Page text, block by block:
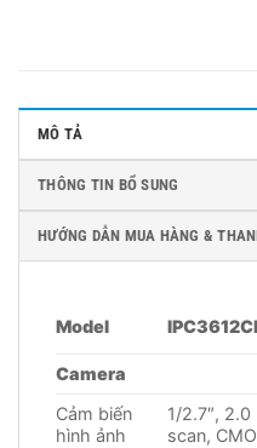
MÔ TẢ
THÔNG TIN BỔ SUNG
HƯỚNG DẪN MUA HÀNG &
Model
Camera
Cảm biến
hình ảnh
1/2.7″,
scan,